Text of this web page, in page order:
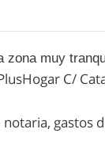
zona muy
C/